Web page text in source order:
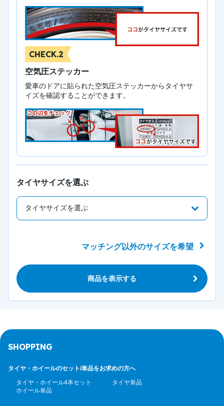
CHECK.2
空気圧ステッカー
愛車のドアに貼られた空気圧ステッカーからタイヤサ
イズを確認することができます。
タイヤサイズを選ぶ
マッチング以外のサイズを希望
商品を表示する
SHOPPING
タイヤ・ホイールのセット/単品をお求めの方へ
タイヤ・ホイール4本セット
タイヤ単品
ホイール単品